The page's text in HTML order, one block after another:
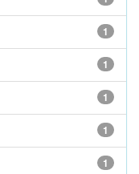
1
1
1
1
1